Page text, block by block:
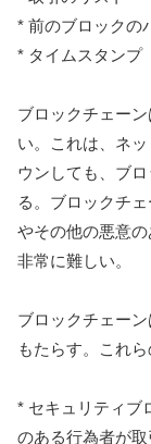
* 前のブロックの
* タイムスタンプ
ブロックチェー
い。これは、ネ
ウンしても、ブ
る。ブロックチ
やその他の悪意
非常に難しい。
ブロックチェー
もたらす。これ
* セキュリティブ
のある行為者が取